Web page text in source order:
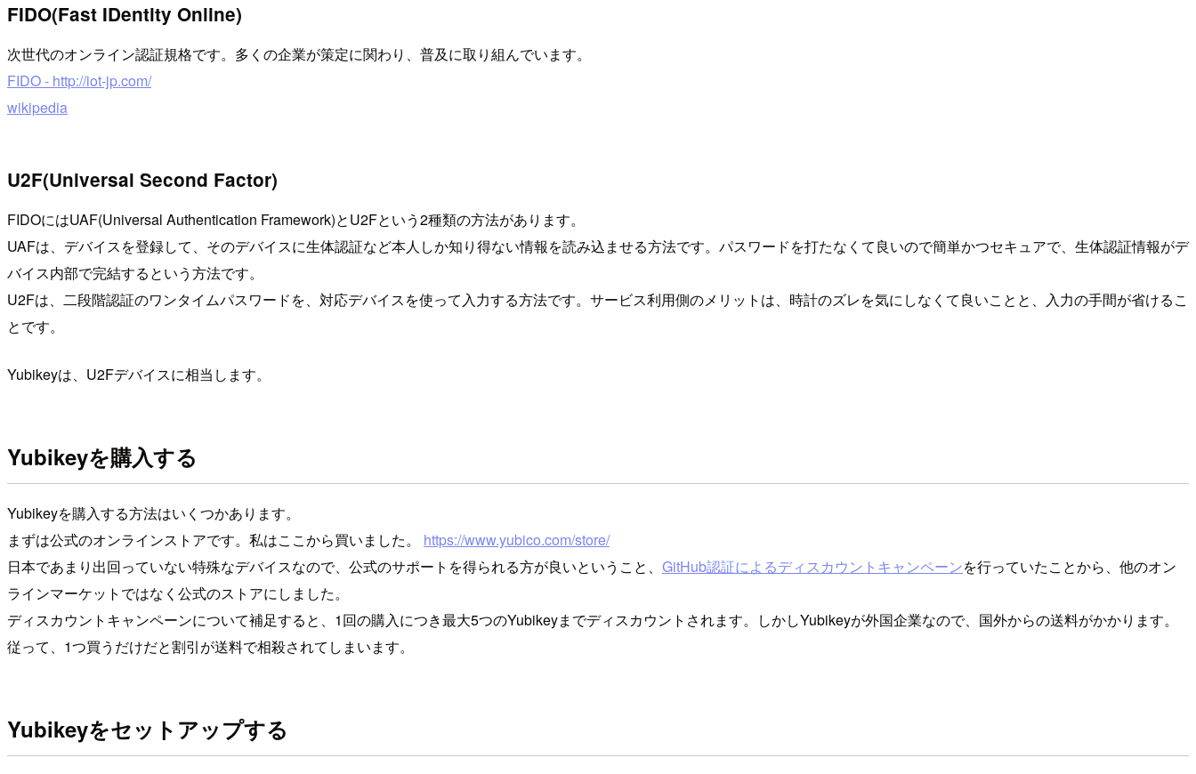
FIDO(Fast IDentity Online)
次世代のオンライン認証規格です。多くの企業が策定に関わり、普及に取り組んでいます。
FIDO - http://iot-jp.com/
wikipedia
U2F(Universal Second Factor)
FIDOにはUAF(Universal Authentication Framework)とU2Fという2種類の方法があります。
UAFは、デバイスを登録して、そのデバイスに生体認証など本人しか知り得ない情報を読み込ませる方法です。パスワードを打たなくて良いので簡単かつセキュアで、生体認証情報がデ
バイス内部で完結するという方法です。
U2Fは、二段階認証のワンタイムパスワードを、対応デバイスを使って入力する方法です。サービス利用側のメリットは、時計のズレを気にしなくて良いことと、入力の手間が省けるこ
とです。
Yubikeyは、U2Fデバイスに相当します。
Yubikeyを購入する
Yubikeyを購入する方法はいくつかあります。
まずは公式のオンラインストアです。私はここから買いました。 https://www.yubico.com/store/
日本であまり出回っていない特殊なデバイスなので、公式のサポートを得られる方が良いということ、 GitHub認証によるディスカウントキャンペーンを行っていたことから、他のオン
ラインマーケットではなく公式のストアにしました。
ディスカウントキャンペーンについて補足すると、1回の購入につき最大5つのYubikeyまでディスカウントされます。しかしYubikeyが外国企業なので、国外からの送料がかかります。
従って、1つ買うだけだと割引が送料で相殺されてしまいます。
Yubikeyをセットアップする